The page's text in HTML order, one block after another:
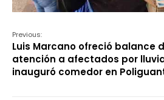
Previous:
Luis Marcano ofreció balance
atención a afectados por
inauguró comedor en